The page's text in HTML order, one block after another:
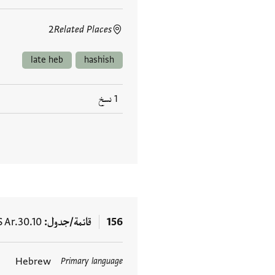
Related Places
2
hashish
late heb
1 نسخ
156 قائمة/جدول Ar.30.10
Primary language
Hebrew العلامات